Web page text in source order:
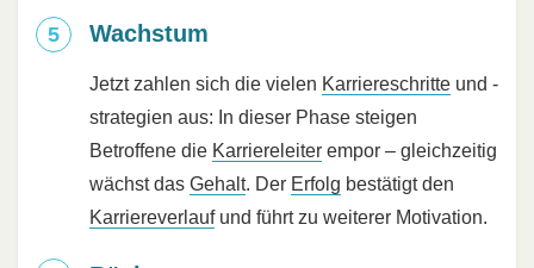
Wachstum
Jetzt zahlen sich die vielen Karriereschritte und -
strategien aus: In dieser Phase steigen
Betroffene die Karriereleiter empor – gleichzeitig
wächst das Gehalt. Der Erfolg bestätigt den
Karriereverlaufund führt zu weiterer Motivation.